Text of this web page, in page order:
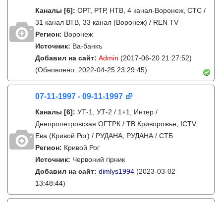
Каналы [6]: ОРТ, РТР, НТВ, 4 канал-Воронеж, СТС /
31 канал ВТВ, 33 канал (Воронеж) / REN TV
Регион: Воронеж
Источник: Ва-банкъ
Добавил на сайт: Admin (2017-06-20 21:27:52)
(Обновлено: 2022-04-25 23:29:45)
07-11-1997 - 09-11-1997
Каналы [6]: УТ-1, УТ-2 / 1+1, Интер /
Днепропетровская ОГТРК / ТВ Криворожье, ICTV,
Ева (Кривой Рог) / РУДАНА, РУДАНА / СТБ
Регион: Кривой Рог
Источник: Червоний гірник
Добавил на сайт: dimlys1994 (2023-03-02
13:48:44)